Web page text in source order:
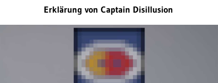
Erklärung von Captain Disillusion